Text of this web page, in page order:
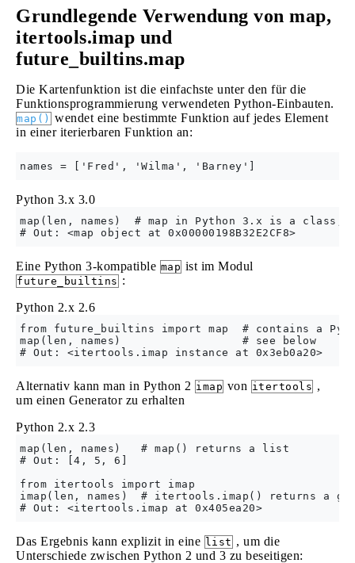
Grundlegende Verwendung von map,
itertools.imap und
future_builtins.map
Die Kartenfunktion ist die einfachste unter den für die
Funktionsprogrammierung verwendeten Python-Einbauten.
map() wendet eine bestimmte Funktion auf jedes Element
in einer iterierbaren Funktion an:
Python 3.x 3.0
map(len, names)  # map in Python 3.x is a
Eine Python 3-kompatible map ist im Modul
future_builtins :
Python 2.x 2.6
from future_builtins import map  # contains a
map(len, names)                  # see below
Alternativ kann man in Python 2 imap von itertools ,
um einen Generator zu erhalten
Python 2.x 2.3
map(len, names)   # map() returns a list
# Out: [4, 5, 6]
from itertools import imap
imap(len, names)  # itertools.imap() returns a
Das Ergebnis kann explizit in eine list , um die
Unterschiede zwischen Python 2 und 3 zu beseitigen: